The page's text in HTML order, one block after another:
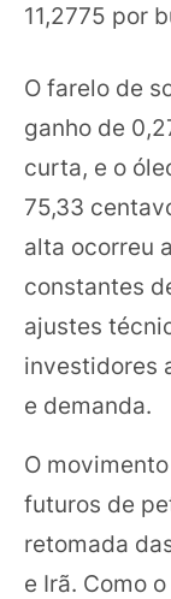
11,2775 por
O farelo de
ganho de
curta, e o
75,33
alta ocorreu
constantes
ajustes
investidores
e demanda.
O
futuros de
retomada
e Irã. Como